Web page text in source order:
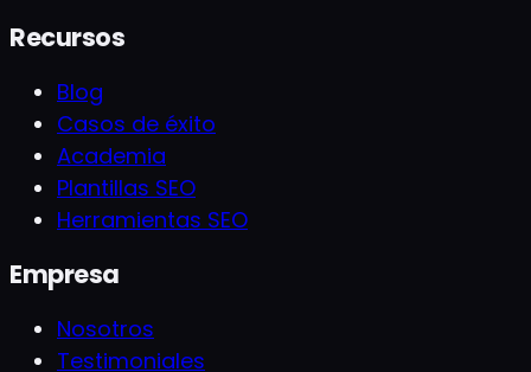
Recursos
Blog
Casos de éxito
Academia
Plantillas SEO
Herramientas SEO
Empresa
Nosotros
Testimoniales